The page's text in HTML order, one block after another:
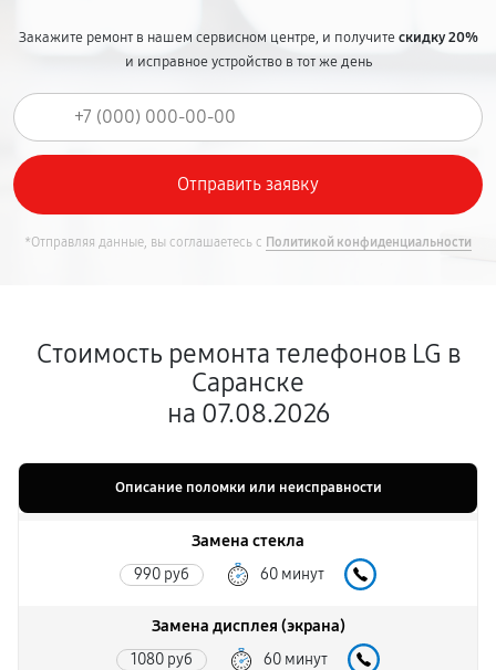
Закажите ремонт в нашем сервисном центре, и получитескидку 20%
и исправное устройство в тот же день
*Отправляя данные, вы соглашаетесь с Политикой конфиденциальности
Стоимость ремонта телефонов LG в
Саранске
на 07.08.2026
Описание поломки или неисправности
Замена стекла
990 руб 60 минут
Замена дисплея (экрана)
1080 руб 60 минут